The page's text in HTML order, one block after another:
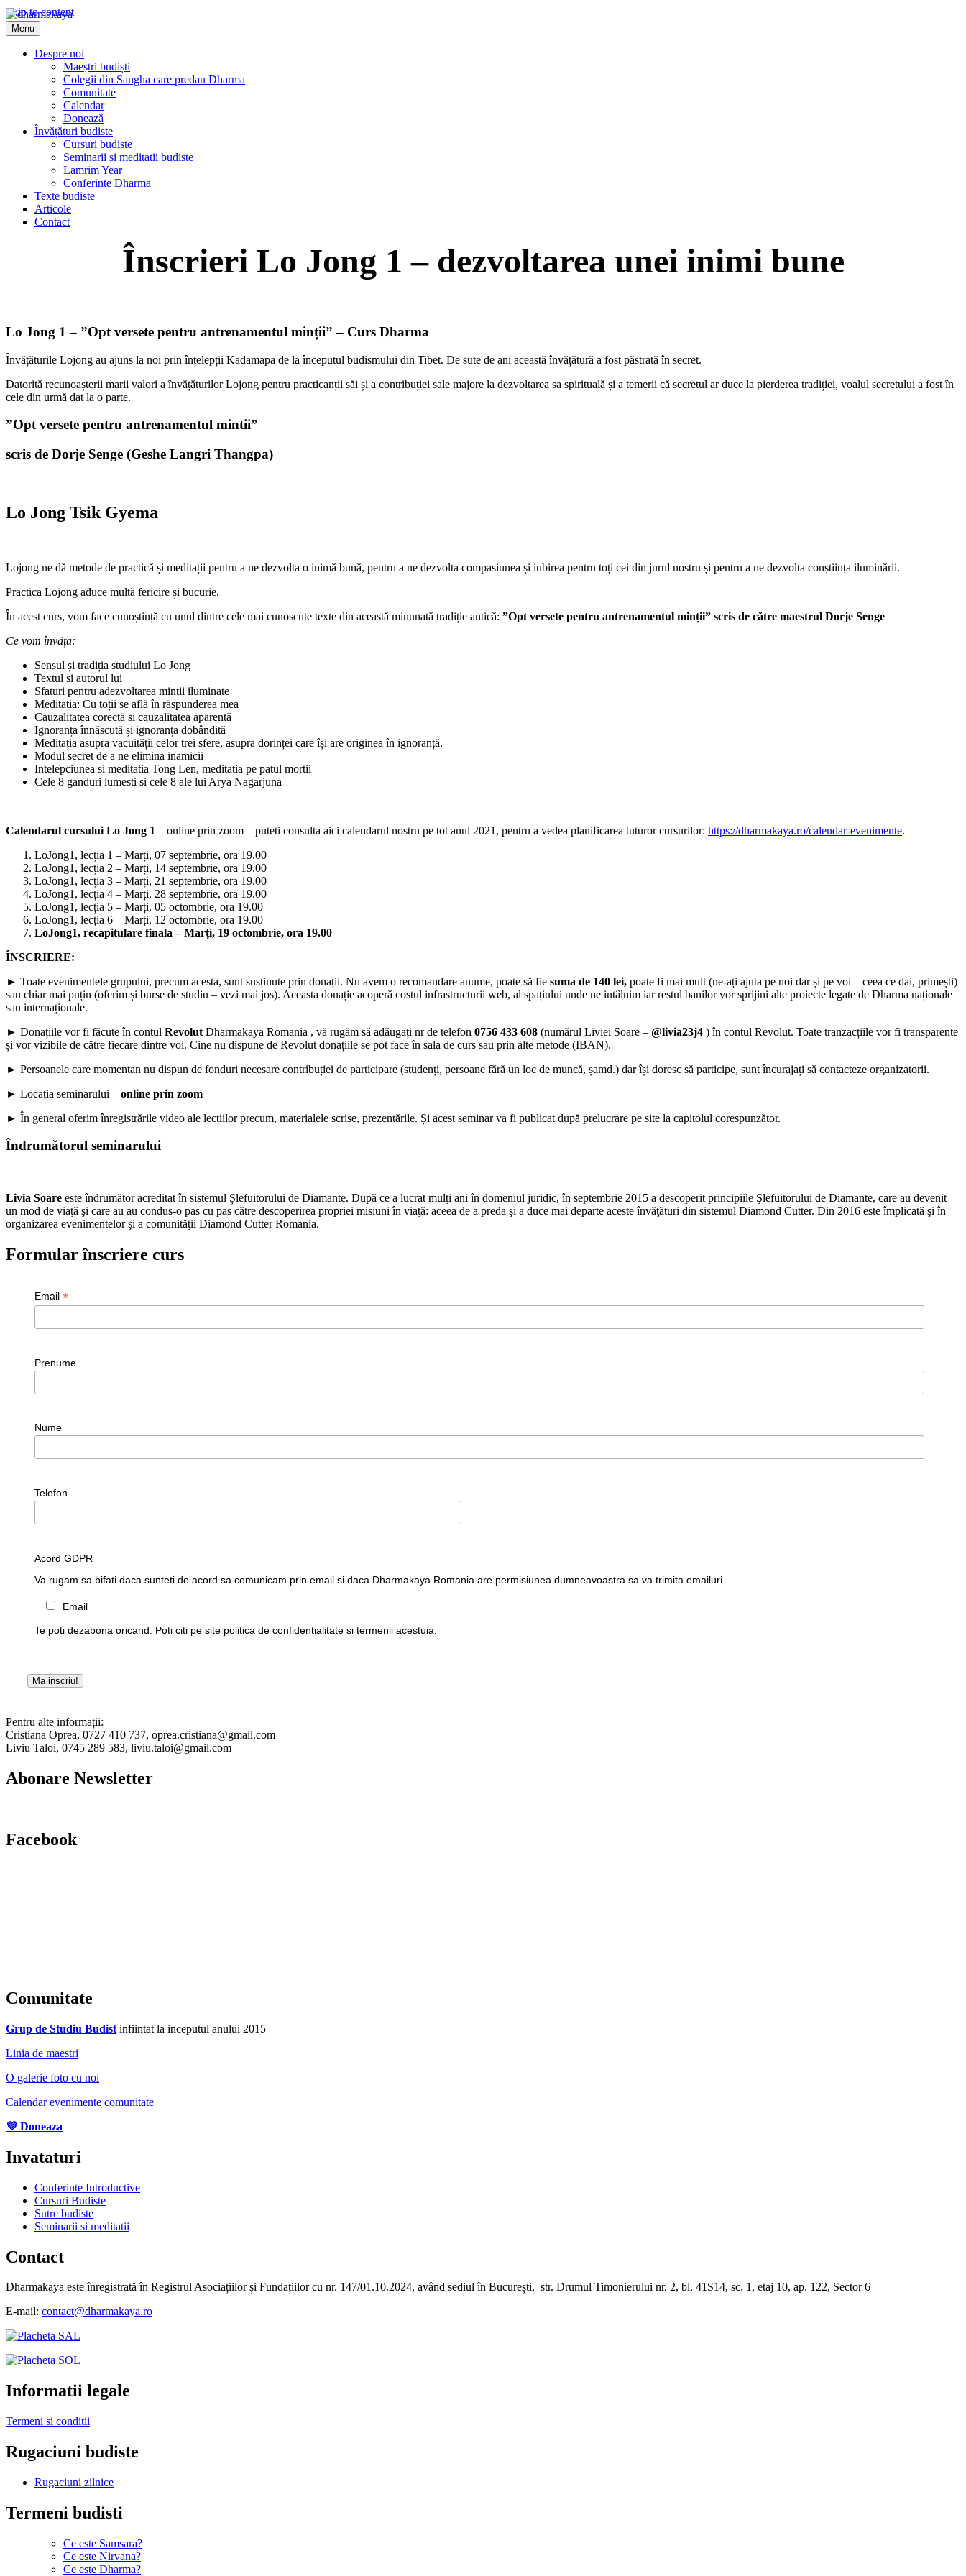
Skip to content
Dharmakaya
înțelepciune pentru viață
Menu
Despre noi
Maeștri budiști
Colegii din Sangha care predau Dharma
Comunitate
Calendar
Donează
Învățături budiste
Cursuri budiste
Seminarii si meditatii budiste
Lamrim Year
Conferinte Dharma
Texte budiste
Articole
Contact
Înscrieri Lo Jong 1 – dezvoltarea unei inimi bune
Lo Jong 1 – ”Opt versete pentru antrenamentul minții” – Curs Dharma
Învățăturile Lojong au ajuns la noi prin înțelepții Kadamapa de la începutul budismului din Tibet. De sute de ani această învățătură a fost păstrată în secret.
Datorită recunoașterii marii valori a învățăturilor Lojong pentru practicanții săi și a contribuției sale majore la dezvoltarea sa spirituală și a temerii că secretul ar duce la pierderea tradiției, voalul secretului a fost în
cele din urmă dat la o parte.
”Opt versete pentru antrenamentul mintii”
scris de Dorje Senge (Geshe Langri Thangpa)
Lo Jong Tsik Gyema
Lojong ne dă metode de practică și meditații pentru a ne dezvolta o inimă bună, pentru a ne dezvolta compasiunea și iubirea pentru toți cei din jurul nostru și pentru a ne dezvolta conștiința iluminării.
Practica Lojong aduce multă fericire și bucurie.
În acest curs, vom face cunoștință cu unul dintre cele mai cunoscute texte din această minunată tradiție antică: ”Opt versete pentru antrenamentul minții” scris de către maestrul Dorje Senge
Ce vom învăța:
Sensul și tradiția studiului Lo Jong
Textul si autorul lui
Sfaturi pentru adezvoltarea mintii iluminate
Meditația: Cu toții se află în răspunderea mea
Cauzalitatea corectă si cauzalitatea aparentă
Ignoranța înnăscută și ignoranța dobândită
Meditația asupra vacuității celor trei sfere, asupra dorinței care își are originea în ignoranță.
Modul secret de a ne elimina inamicii
Intelepciunea si meditatia Tong Len, meditatia pe patul mortii
Cele 8 ganduri lumesti si cele 8 ale lui Arya Nagarjuna
Calendarul cursului Lo Jong 1 – online prin zoom – puteti consulta aici calendarul nostru pe tot anul 2021, pentru a vedea planificarea tuturor cursurilor: https://dharmakaya.ro/calendar-evenimente.
LoJong1, lecția 1 – Marți, 07 septembrie, ora 19.00
LoJong1, lecția 2 – Marți, 14 septembrie, ora 19.00
LoJong1, lecția 3 – Marți, 21 septembrie, ora 19.00
LoJong1, lecția 4 – Marți, 28 septembrie, ora 19.00
LoJong1, lecția 5 – Marți, 05 octombrie, ora 19.00
LoJong1, lecția 6 – Marți, 12 octombrie, ora 19.00
LoJong1, recapitulare finala – Marți, 19 octombrie, ora 19.00
ÎNSCRIERE:
► Toate evenimentele grupului, precum acesta, sunt susținute prin donații. Nu avem o recomandare anume, poate să fie suma de 140 lei, poate fi mai mult (ne-ați ajuta pe noi dar și pe voi – ceea ce dai, primești)
sau chiar mai puțin (oferim și burse de studiu – vezi mai jos). Aceasta donație acoperă costul infrastructurii web, al spațiului unde ne intâlnim iar restul banilor vor sprijini alte proiecte legate de Dharma naționale
sau internaționale.
► Donațiile vor fi făcute în contul Revolut Dharmakaya Romania , vă rugăm să adăugați nr de telefon 0756 433 608 (numărul Liviei Soare – @livia23j4 ) în contul Revolut. Toate tranzacțiile vor fi transparente
și vor vizibile de către fiecare dintre voi. Cine nu dispune de Revolut donațiile se pot face în sala de curs sau prin alte metode (IBAN).
► Persoanele care momentan nu dispun de fonduri necesare contribuției de participare (studenți, persoane fără un loc de muncă, șamd.) dar își doresc să participe, sunt încurajați să contacteze organizatorii.
► Locația seminarului – online prin zoom
► În general oferim înregistrările video ale lecțiilor precum, materialele scrise, prezentările. Și acest seminar va fi publicat după prelucrare pe site la capitolul corespunzător.
Îndrumătorul seminarului
Livia Soare este îndrumător acreditat în sistemul Șlefuitorului de Diamante. După ce a lucrat mulţi ani în domeniul juridic, în septembrie 2015 a descoperit principiile Şlefuitorului de Diamante, care au devenit
un mod de viaţă şi care au au condus-o pas cu pas către descoperirea propriei misiuni în viaţă: aceea de a preda şi a duce mai departe aceste învăţături din sistemul Diamond Cutter. Din 2016 este împlicată şi în
organizarea evenimentelor şi a comunităţii Diamond Cutter Romania.
Formular înscriere curs
Email *
Prenume
Nume
Telefon
Acord GDPR
Va rugam sa bifati daca sunteti de acord sa comunicam prin email si daca Dharmakaya Romania are permisiunea dumneavoastra sa va trimita emailuri.
Email
Te poti dezabona oricand. Poti citi pe site politica de confidentialitate si termenii acestuia.
Pentru alte informații:
Cristiana Oprea, 0727 410 737, oprea.cristiana@gmail.com
Liviu Taloi, 0745 289 583, liviu.taloi@gmail.com
Abonare Newsletter
Facebook
Comunitate
Grup de Studiu Budist infiintat la inceputul anului 2015
Linia de maestri
O galerie foto cu noi
Calendar evenimente comunitate
💜 Doneaza
Invataturi
Conferinte Introductive
Cursuri Budiste
Sutre budiste
Seminarii si meditatii
Contact
Dharmakaya este înregistrată în Registrul Asociațiilor și Fundațiilor cu nr. 147/01.10.2024, având sediul în București, str. Drumul Timonierului nr. 2, bl. 41S14, sc. 1, etaj 10, ap. 122, Sector 6
E-mail: contact@dharmakaya.ro
Informatii legale
Termeni si conditii
Rugaciuni budiste
Rugaciuni zilnice
Termeni budisti
Ce este Samsara?
Ce este Nirvana?
Ce este Dharma?